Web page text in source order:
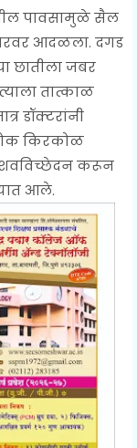
पावसामुळे सैल
आदळला. दगड
छातीला जबर
तात्काळ
डॉक्टरांनी
किरकोळ
करून
आले.